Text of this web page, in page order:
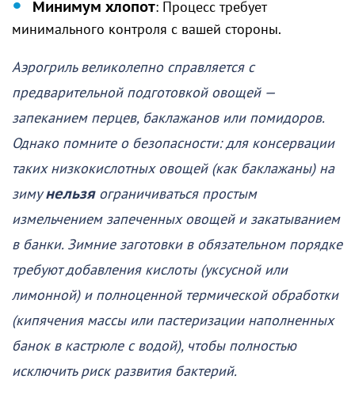
Минимум хлопот: Процесс требует
минимального контроля с вашей стороны.
Аэрогриль великолепно справляется с
предварительной подготовкой овощей —
запеканием перцев, баклажанов или помидоров.
Однако помните о безопасности: для консервации
таких низкокислотных овощей (как баклажаны) на
зимунельзяограничиваться простым
измельчением запеченных овощей и закатыванием
в банки. Зимние заготовки в обязательном порядке
требуют добавления кислоты (уксусной или
лимонной) и полноценной термической обработки
(кипячения массы или пастеризации наполненных
банок в кастрюле с водой), чтобы полностью
исключить риск развития бактерий.